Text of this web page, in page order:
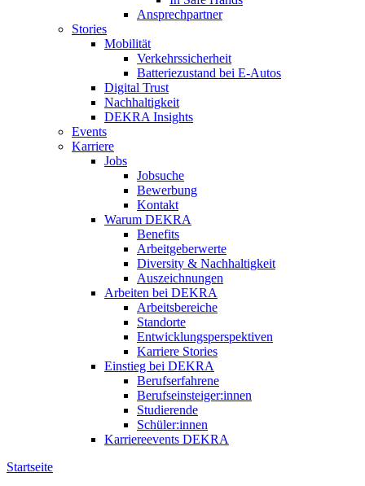
Ansprechpartner
Stories
Mobilität
Verkehrssicherheit
Batteriezustand bei E-Autos
Digital Trust
Nachhaltigkeit
DEKRA Insights
Events
Karriere
Jobs
Jobsuche
Bewerbung
Kontakt
Warum DEKRA
Benefits
Arbeitgeberwerte
Diversity & Nachhaltigkeit
Auszeichnungen
Arbeiten bei DEKRA
Arbeitsbereiche
Standorte
Entwicklungsperspektiven
Karriere Stories
Einstieg bei DEKRA
Berufserfahrene
Berufseinsteiger:innen
Studierende
Schüler:innen
Karriereevents DEKRA
Startseite